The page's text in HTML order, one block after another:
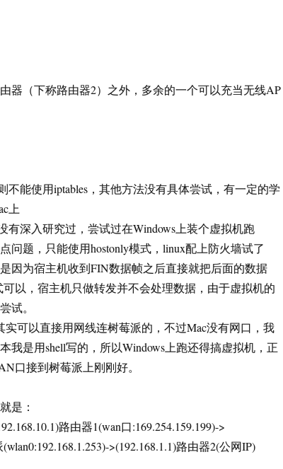
器（下称路由器2）之外，多余的一个可以充当无线AP
不能使用iptables，其他方法没有具体尝试，有一定的学
上
有深入研究过，尝试过在Windows上装个虚拟机跑
问题，只能使用hostonly模式，linux配上防火墙试了
因为宿主机收到FIN数据帧之后直接就把后面的数据
可以，宿主机只做转发并不会处理数据，由于虚拟机的
试。
可以直接用网线连树莓派的，不过Mac没有网口，我
我是用shell写的，所以Windows上跑还得搞虚拟机，正
口接到树莓派上刚刚好。
是：
路由器1(wan口:169.254.159.199)->
>(192.168.1.1)路由器2(公网IP)